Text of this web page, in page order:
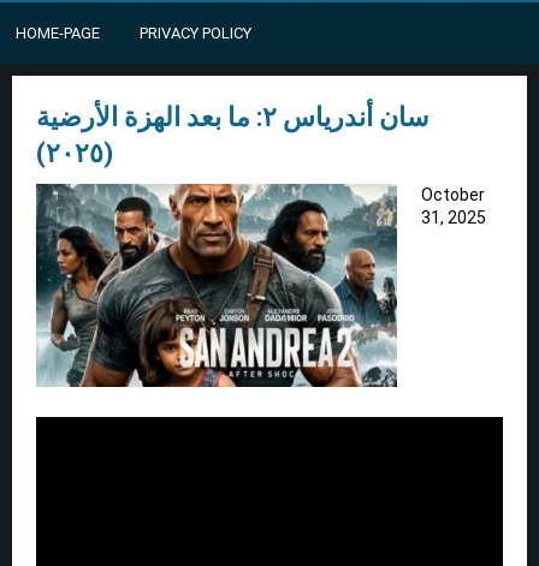
HOME-PAGE PRIVACY POLICY
سان أندرياس ٢: ما بعد الهزة الأرضية
(٢٠٢٥)
October
31, 2025